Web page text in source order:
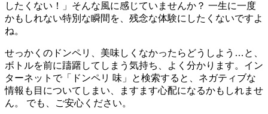
したくない！」そんな風に感じていませんか？ 一生に一度
かもしれない特別な瞬間を、残念な体験にしたくないですよ
ね。
せっかくのドンペリ、美味しくなかったらどうしよう…と、
ボトルを前に躊躇してしまう気持ち、よく分かります。イン
ターネットで「ドンペリ 味」と検索すると、ネガティブな
情報も目についてしまい、ますます心配になるかもしれませ
ん。 でも、ご安心ください。